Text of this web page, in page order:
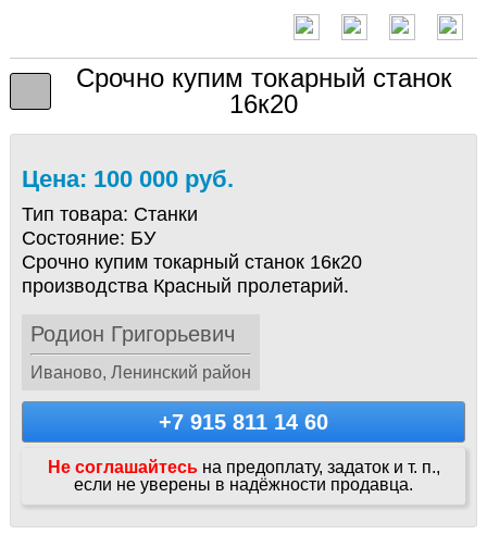
Срочно купим токарный станок
16к20
Цена: 100 000 руб.
Тип товара: Станки
Состояние: БУ
Срочно купим токарный станок 16к20
производства Красный пролетарий.
Родион Григорьевич
Иваново, Ленинский район
+7 915 811 14 60
Не соглашайтесь на предоплату, задаток и т. п.,
если не уверены в надёжности продавца.